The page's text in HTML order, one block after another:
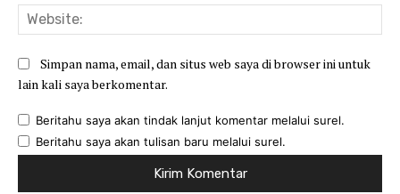
Simpan nama, email, dan situs web saya di browser ini untuk
lain kali saya berkomentar.
Beritahu saya akan tindak lanjut komentar melalui surel.
Beritahu saya akan tulisan baru melalui surel.